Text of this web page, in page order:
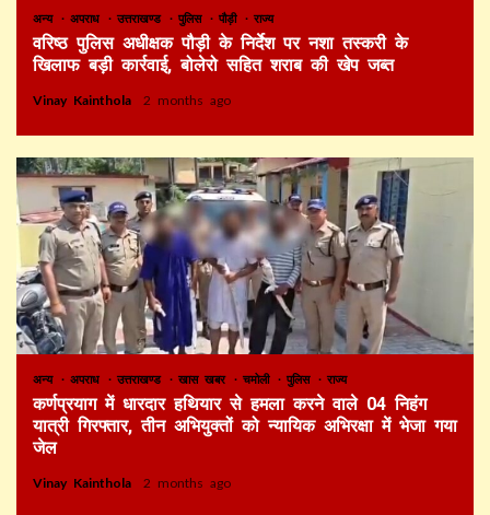
अन्य अपराध उत्तराखण्ड पुलिस पौड़ी राज्य
वरिष्ठ पुलिस अधीक्षक पौड़ी के निर्देश पर नशा तस्करी के
खिलाफ बड़ी कार्रवाई, बोलेरो सहित शराब की खेप जब्त
Vinay Kainthola 2 months ago
अन्य अपराध उत्तराखण्ड खास खबर चमोली पुलिस राज्य
कर्णप्रयाग में धारदार हथियार से हमला करने वाले 04 निहंग
यात्री गिरफ्तार, तीन अभियुक्तों को न्यायिक अभिरक्षा में भेजा गया
जेल
Vinay Kainthola 2 months ago